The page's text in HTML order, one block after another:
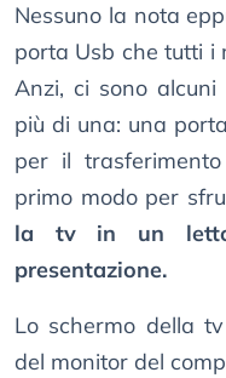
Nessuno la nota
porta Usb che tutti i
Anzi, ci sono
più di una: una
per il
primo modo per
la tv in un
presentazione.
Lo schermo della
del monitor del